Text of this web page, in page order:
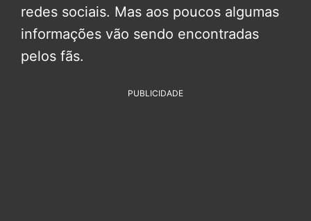
redes sociais. Mas aos poucos algumas
informações vão sendo encontradas
pelos fãs.
PUBLICIDADE